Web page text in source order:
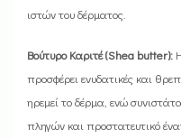
ιστών του δέρματος.
Βούτυρο Καριτέ (Shea butter):
προσφέρει ενυδατικές και
ηρεμεί το δέρμα, ενώ
πληγών και προστατευτικό